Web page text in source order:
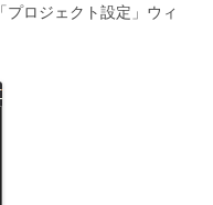
「プロジェクト設定」 ウィ